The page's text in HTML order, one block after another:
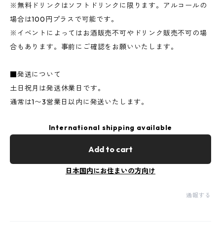
※無料ドリンクはソフトドリンクに限ります。アルコールの
場合は100円プラスで可能です。
※イベントによってはお酒販売不可やドリンク販売不可の場
合もあります。事前にご確認をお願いいたします。
■発送について
土日祝月は発送休業日です。
通常は1〜3営業日以内に発送いたします。
International shipping available
Add to cart
日本国内にお住まいの方向け
通報する